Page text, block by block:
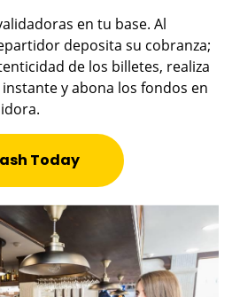
en tu base. Al
deposita su cobranza;
de los billetes, realiza
y abona los fondos en
Today